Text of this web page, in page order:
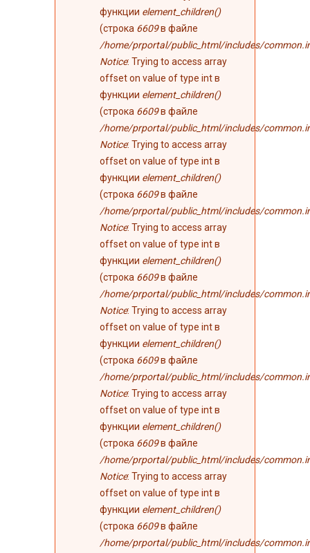
функции element_children()
(строка 6609в файле
/home/prportal/public_html/includes/
Notice: Trying to access array
offset on value of type int в
функции element_children()
(строка 6609в файле
/home/prportal/public_html/includes/
Notice: Trying to access array
offset on value of type int в
функции element_children()
(строка 6609в файле
/home/prportal/public_html/includes/
Notice: Trying to access array
offset on value of type int в
функции element_children()
(строка 6609в файле
/home/prportal/public_html/includes/
Notice: Trying to access array
offset on value of type int в
функции element_children()
(строка 6609в файле
/home/prportal/public_html/includes/
Notice: Trying to access array
offset on value of type int в
функции element_children()
(строка 6609в файле
/home/prportal/public_html/includes/
Notice: Trying to access array
offset on value of type int в
функции element_children()
(строка 6609в файле
/home/prportal/public_html/includes/